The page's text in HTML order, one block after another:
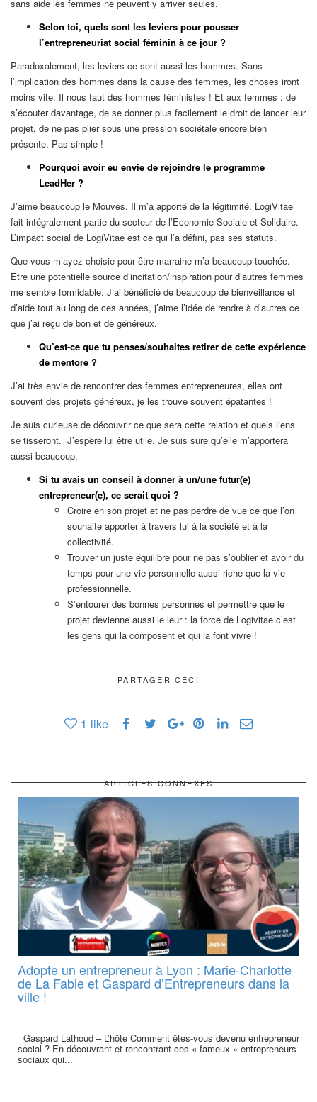
sans aide les femmes ne peuvent y arriver seules.
Selon toi, quels sont les leviers pour pousser
l’entrepreneuriat social féminin à ce jour ?
Paradoxalement, les leviers ce sont aussi les hommes. Sans
l’implication des hommes dans la cause des femmes, les choses iront
moins vite. Il nous faut des hommes féministes ! Et aux femmes : de
s’écouter davantage, de se donner plus facilement le droit de lancer leur
projet, de ne pas plier sous une pression sociétale encore bien
présente. Pas simple !
Pourquoi avoir eu envie de rejoindre le programme
LeadHer ?
J’aime beaucoup le Mouves. Il m’a apporté de la légitimité. LogiVitae
fait intégralement partie du secteur de l’Economie Sociale et Solidaire.
L’impact social de LogiVitae est ce qui l’a défini, pas ses statuts.
Que vous m’ayez choisie pour être marraine m’a beaucoup touchée.
Etre une potentielle source d’incitation/inspiration pour d’autres femmes
me semble formidable. J’ai bénéficié de beaucoup de bienveillance et
d’aide tout au long de ces années, j’aime l’idée de rendre à d’autres ce
que j’ai reçu de bon et de généreux.
Qu’est-ce que tu penses/souhaites retirer de cette expérience
de mentore ?
J’ai très envie de rencontrer des femmes entrepreneures, elles ont
souvent des projets généreux, je les trouve souvent épatantes !
Je suis curieuse de découvrir ce que sera cette relation et quels liens
se tisseront. J’espère lui être utile. Je suis sure qu’elle m’apportera
aussi beaucoup.
Si tu avais un conseil à donner à un/une futur(e)
entrepreneur(e), ce serait quoi ?
Croire en son projet et ne pas perdre de vue ce que l’on
souhaite apporter à travers lui à la société et à la
collectivité.
Trouver un juste équilibre pour ne pas s’oublier et avoir du
temps pour une vie personnelle aussi riche que la vie
professionnelle.
S’entourer des bonnes personnes et permettre que le
projet devienne aussi le leur : la force de Logivitae c’est
les gens qui la composent et qui la font vivre !
PARTAGER CECI
1 like
ARTICLES CONNEXES
Adopte un entrepreneur à Lyon : Marie-Charlotte
de La Fable et Gaspard d’Entrepreneurs dans la
ville !
Gaspard Lathoud – L’hôte Comment êtes-vous devenu entrepreneur
social ? En découvrant et rencontrant ces « fameux » entrepreneurs
sociaux qui...